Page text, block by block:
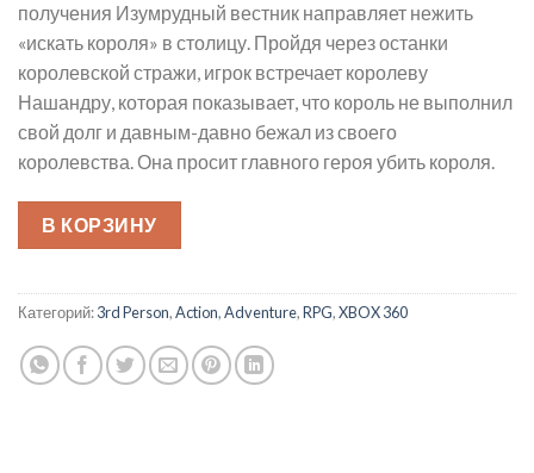
получения Изумрудный вестник направляет нежить
«искать короля» в столицу. Пройдя через останки
королевской стражи, игрок встречает королеву
Нашандру, которая показывает, что король не выполнил
свой долг и давным-давно бежал из своего
королевства. Она просит главного героя убить короля.
В КОРЗИНУ
Категорий:3rd Person,Action,Adventure,RPG,XBOX 360